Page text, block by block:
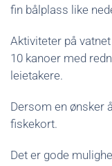
fin bålplass like
Aktiviteter på
10 kanoer med
leietakere.
Dersom en ønsker
fiskekort.
Det er gode